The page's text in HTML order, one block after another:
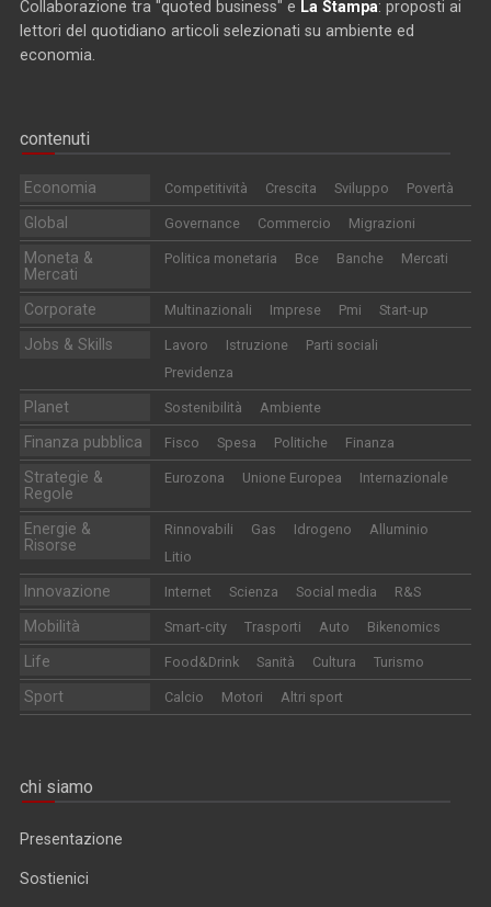
Collaborazione tra "quoted business" e La Stampa: proposti ai
lettori del quotidiano articoli selezionati su ambiente ed
economia.
contenuti
Economia Competitività Crescita Sviluppo Povertà
Global Governance Commercio Migrazioni
Moneta &
Mercati
Politica monetaria Bce Banche Mercati
Corporate Multinazionali Imprese Pmi Start-up
Jobs & Skills Lavoro Istruzione
Parti sociali
Previdenza
Planet Sostenibilità Ambiente
Finanza pubblica Fisco Spesa Politiche Finanza
Strategie &
Regole
Eurozona Unione Europea Internazionale
Energie &
Risorse
Rinnovabili Gas Idrogeno
Alluminio
Litio
Innovazione Internet Scienza Social media R&S
Mobilità Smart-city Trasporti Auto Bikenomics
Life Food&Drink Sanità Cultura Turismo
Sport Calcio Motori Altri sport
chi siamo
Presentazione
Sostienici